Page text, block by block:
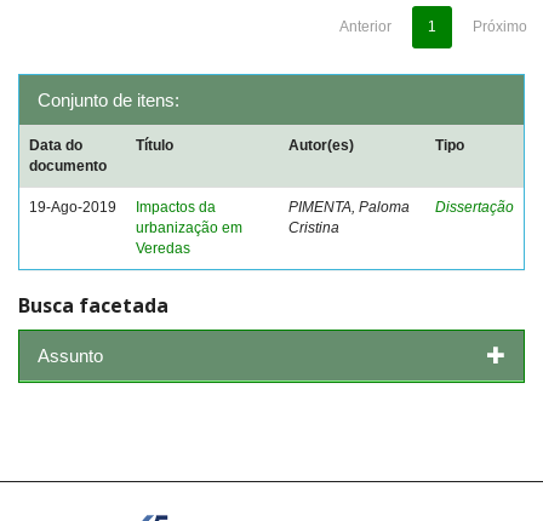
Anterior 1 Próximo
Conjunto de itens:
Data do
documento
Título Autor(es) Tipo
19-Ago-2019
Impactos da
urbanização em
Veredas
PIMENTA, Paloma
Cristina
Dissertação
Busca facetada
Assunto